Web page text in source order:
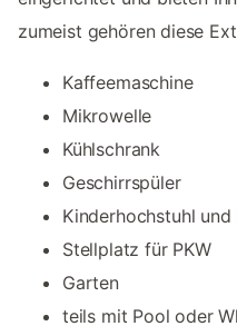
zumeist gehören diese
Kaffeemaschine
Mikrowelle
Kühlschrank
Geschirrspüler
Kinderhochstuhl
Stellplatz für PKW
Garten
teils mit Pool oder